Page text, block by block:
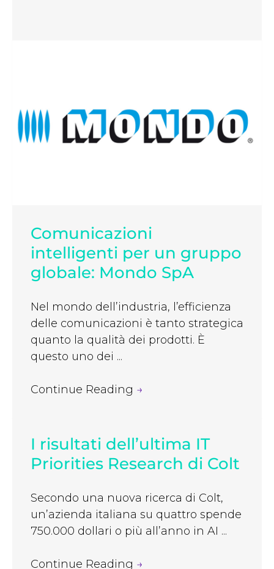
Comunicazioni
intelligenti per un gruppo
globale: Mondo SpA
Nel mondo dell’industria, l’efficienza
delle comunicazioni è tanto strategica
quanto la qualità dei prodotti. È
questo uno dei ...
Continue Reading →
I risultati dell’ultima IT
Priorities Research di Colt
Secondo una nuova ricerca di Colt,
un’azienda italiana su quattro spende
750.000 dollari o più all’anno in AI ...
Continue Reading →